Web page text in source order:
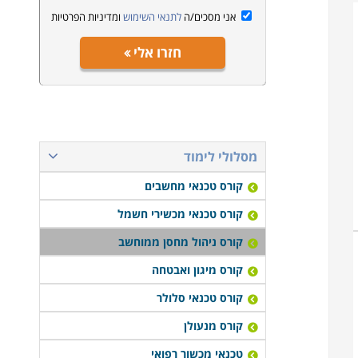
אני מסכים/הלתנאי השימוש ומדיניות הפרטיות
חזרו אלי
מסלולי לימוד
קורס טכנאי מחשבים
קורס טכנאי מכשירי חשמל
קורס ניהול מחסן ממוחשב
קורס מיגון ואבטחה
קורס טכנאי סלולר
קורס מנעולן
טכנאי מכשור רפואי